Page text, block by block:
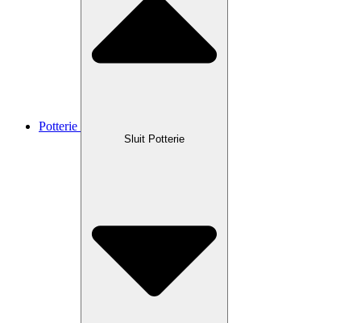
Potterie
Sluit Potterie